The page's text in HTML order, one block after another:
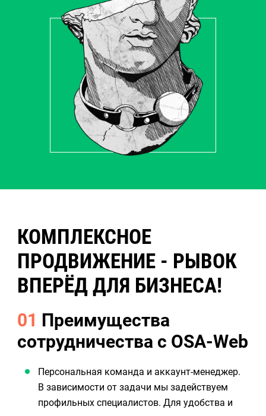
КОМПЛЕКСНОЕ
ПРОДВИЖЕНИЕ - РЫВОК
ВПЕРЁД ДЛЯ БИЗНЕСА!
01 Преимущества
сотрудничества с OSA-Web
Персональная команда и аккаунт-менеджер.
В зависимости от задачи мы задействуем
профильных специалистов. Для удобства и